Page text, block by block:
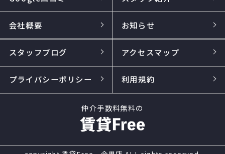
会社概要 お知らせ
スタッフブログ アクセスマップ
プライバシーポリシー 利用規約
仲介手数料無料の